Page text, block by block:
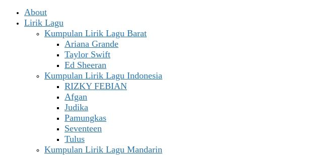
About
Lirik Lagu
Kumpulan Lirik Lagu Barat
Ariana Grande
Taylor Swift
Ed Sheeran
Kumpulan Lirik Lagu Indonesia
RIZKY FEBIAN
Afgan
Judika
Pamungkas
Seventeen
Tulus
Kumpulan Lirik Lagu Mandarin